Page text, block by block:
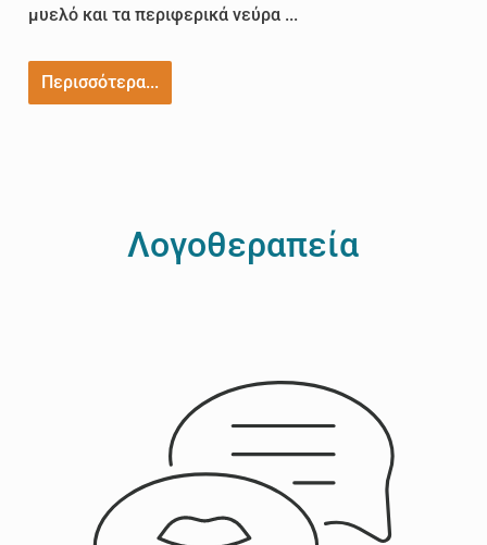
μυελό και τα περιφερικά νεύρα ...
Περισσότερα...
Λογοθεραπεία